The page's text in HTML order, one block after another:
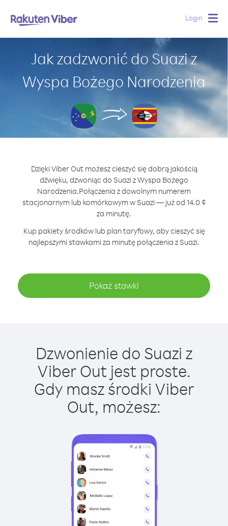
Login
Jak zadzwonić do Suazi z
Wyspa Bożego Narodzenia
Dzięki Viber Out możesz cieszyć się dobrą jakością
dźwięku, dzwoniąc do Suazi z Wyspa Bożego
Narodzenia.Połączenia z dowolnym numerem
stacjonarnym lub komórkowym w Suazi — już od 14.0 ¢
za minutę.
Kup pakiety środków lub plan taryfowy, aby cieszyć się
najlepszymi stawkami za minutę połączenia z Suazi.
Pokaż stawki
Dzwonienie do Suazi z
Viber Out jest proste.
Gdy masz środki Viber
Out, możesz: